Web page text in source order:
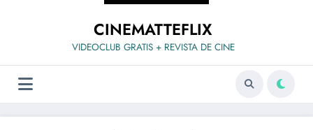
CINEMATTEFLIX
VIDEOCLUB GRATIS + REVISTA DE CINE